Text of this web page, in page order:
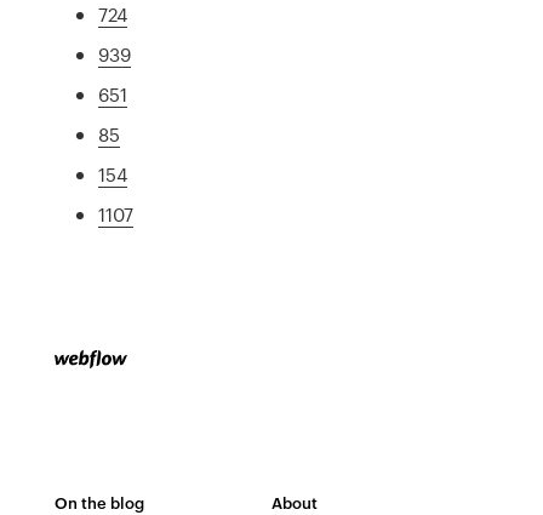
724
939
651
85
154
1107
On the blog About